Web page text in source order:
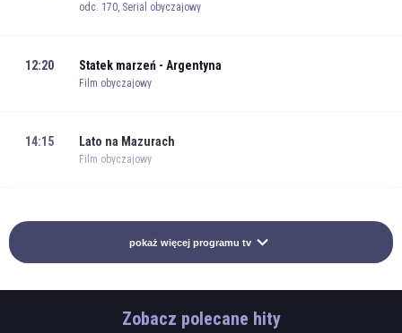
odc. 170, Serial obyczajowy
12:20 Statek marzeń - Argentyna
Film obyczajowy
14:15 Lato na Mazurach
Film obyczajowy
pokaż więcej programu tv
Zobacz polecane hity